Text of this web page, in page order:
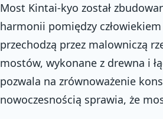
Most Kintai-kyo został
harmonii pomiędzy
przechodzą przez malowniczą
mostów, wykonane z drewna i
pozwala na zrównoważenie
nowoczesnością sprawia, że